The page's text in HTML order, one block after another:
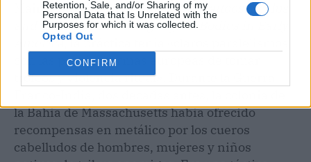
Retention, Sale, and/or Sharing of my
Personal Data that Is Unrelated with the
Purposes for which it was collected.
Opted Out
CONFIRM
Mairin Odle enUnder the Skin: Tattoos, Scalps
and the Contested Language of Bodies in Early
America, la práctica tenía «claros paralelismos
con las propias formas europeas de tomar
trofeos y violencia ritual». Durante la Guerra
la Bahía de Massachusetts había ofrecido
recompensas en metálico por los cueros
cabelludos de hombres, mujeres y niños